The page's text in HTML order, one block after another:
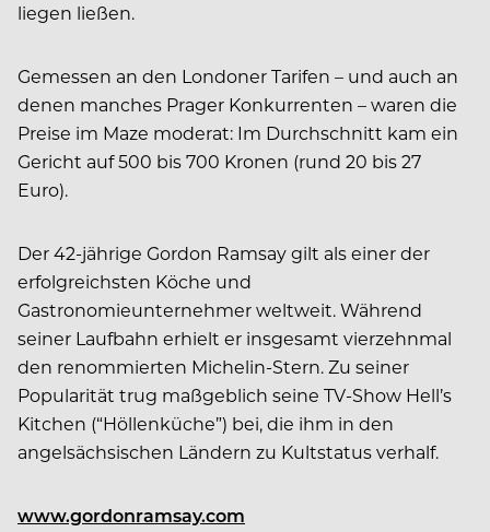
liegen ließen.
Gemessen an den Londoner Tarifen – und auch an
denen manches Prager Konkurrenten – waren die
Preise im Maze moderat: Im Durchschnitt kam ein
Gericht auf 500 bis 700 Kronen (rund 20 bis 27
Euro).
Der 42-jährige Gordon Ramsay gilt als einer der
erfolgreichsten Köche und
Gastronomieunternehmer weltweit. Während
seiner Laufbahn erhielt er insgesamt vierzehnmal
den renommierten Michelin-Stern. Zu seiner
Popularität trug maßgeblich seine TV-Show Hell’s
Kitchen (“Höllenküche”) bei, die ihm in den
angelsächsischen Ländern zu Kultstatus verhalf.
www.gordonramsay.com